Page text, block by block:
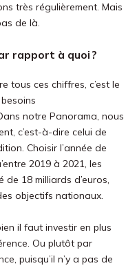
très régulièrement. Mais
de là.
rapport à quoi ?
tous ces chiffres, c’est le
notre Panorama, nous
c’est-à-dire celui de
Choisir l’année de
2019 à 2021, les
18 milliards d’euros,
objectifs nationaux.
il faut investir en plus
Ou plutôt par
puisqu’il n’y a pas de